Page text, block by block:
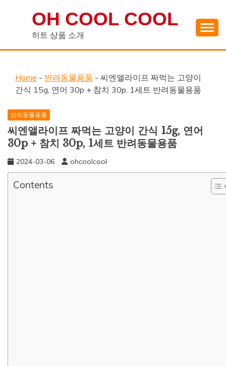
OH COOL COOL
히트 상품 소개
Home - 반려동물용품 - 씨엔앨라이프 짜먹는 고양이
간식 15g, 연어 30p + 참치 30p, 1세트 반려동물용품
반려동물용품
씨엔앨라이프 짜먹는 고양이 간식 15g, 연어
30p + 참치 30p, 1세트 반려동물용품
2024-03-06 ohcoolcool
Contents